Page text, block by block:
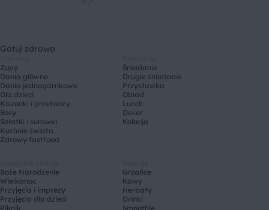
Gotuj zdrowo
Zupy
Dania główne
Dania jednogarnkowe
Dla dzieci
Kiszonki i przetwory
Sosy
Sałatki i surówki
Kuchnie świata
Zdrowy fastfood
Śniadanie
Drugie śniadanie
Przystawka
Obiad
Lunch
Deser
Kolacja
Boże Narodzenie
Wielkanoc
Przyjęcia i imprezy
Przyjęcia dla dzieci
Piknik
Grzańce
Kawy
Herbaty
Drinki
Smoothie